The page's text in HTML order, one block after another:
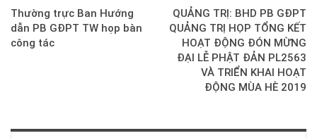
Thường trực Ban Hướng
dẫn PB GĐPT TW họp bàn
công tác
QUẢNG TRỊ: BHD PB GĐPT
QUẢNG TRỊ HỌP TỔNG KẾT
HOẠT ĐỘNG ĐÓN MỪNG
ĐẠI LỄ PHẬT ĐẢN PL2563
VÀ TRIỂN KHAI HOẠT
ĐỘNG MÙA HÈ 2019